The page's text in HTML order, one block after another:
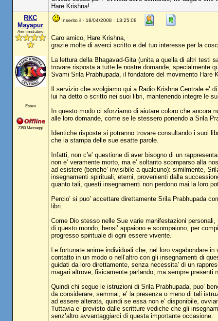
Hare Krishna!
RKC
Mayapur
Amministratore
Estero
2350 Messaggi
Inserito il - 18/04/2008 : 13:25:08
Caro amico, Hare Krishna,
grazie molte di averci scritto e del tuo interesse per la
La lettura della Bhagavad-Gita (unita a quella di altri testi
trovare risposta a tutte le nostre domande, specialmente
Svami Srila Prabhupada, il fondatore del movimento Hare
Il servizio che svolgiamo qui a Radio Krishna Centrale
lui ha detto o scritto nei suoi libri, mantenendo integre le
In questo modo ci sforziamo di aiutare coloro che ancora
alle loro domande, come se le stessero ponendo a Srila
Identiche risposte si potranno trovare consultando i suoi
che la stampa delle sue esatte parole.
Infatti, non c’e’ questione di aver bisogno di un
non e’ veramente morto, ma e’ soltanto scomparso alla
ad esistere (benche’ invisibile a qualcuno): similmente,
insegnamenti spirituali, eterni, provenienti dalla
quanto tali, questi insegnamenti non perdono mai la loro
Percio’ si puo’ accettare direttamente Srila Prabhupada
libri.
Come Dio stesso nelle Sue varie manifestazioni
di questo mondo, bensi’ appaiono e scompaiono, per
progresso spirituale di ogni essere vivente.
Le fortunate anime individuali che, nel loro vagabondare
contatto in un modo o nell’altro con gli insegnamenti di
guidati da loro direttamente, senza necessita’ di un
magari altrove, fisicamente parlando, ma sempre presenti
Quindi chi segue le istruzioni di Srila Prabhupada, puo’
da considerare, semmai, e’ la presenza o meno di tali
ad essere alterata, quindi se essa non e’ disponibile,
Tuttavia e’ previsto dalle scritture vediche che gli
senz’altro avvantaggiarci di questa importante occasione.